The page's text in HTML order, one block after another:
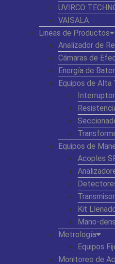
UVIRCO
VAISALA
Lineas de Productos
Analizador de
Cámaras de
Energía de
Equipos de Alta
Equipos de
Acoples
Kit
Mano-
Metrología
Equipos
Monitoreo de